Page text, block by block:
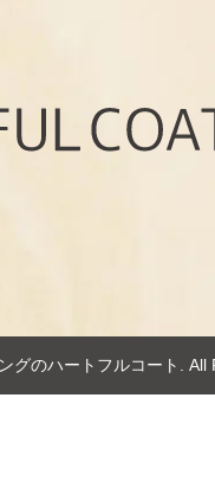
グのハートフルコート .